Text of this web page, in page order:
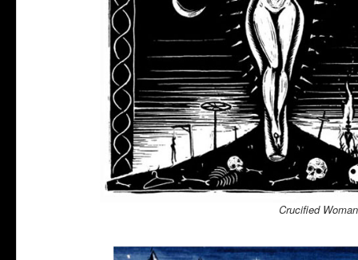
Crucified Woman